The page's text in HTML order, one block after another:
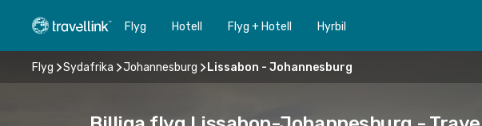
Flyg Hotell Flyg + Hotell Hyrbil
Flyg Sydafrika Johannesburg Lissabon - Johannesburg